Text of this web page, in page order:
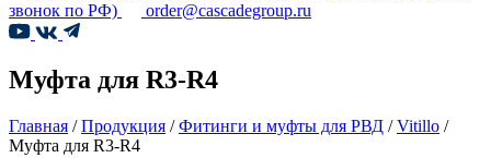
звонок по РФ)
order@cascadegroup.ru
Муфта для R3-R4
Главная /Продукция /Фитинги и муфты для РВД /Vitillo /
Муфта для R3-R4